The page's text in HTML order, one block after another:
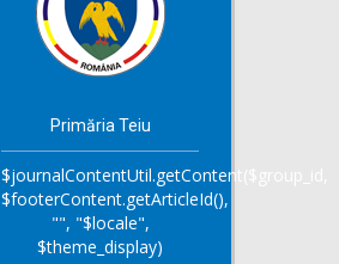
Primăria Teiu
$journalContentUtil.getContent($group_id,
$footerContent.getArticleId(),
"", "$locale",
$theme_display)